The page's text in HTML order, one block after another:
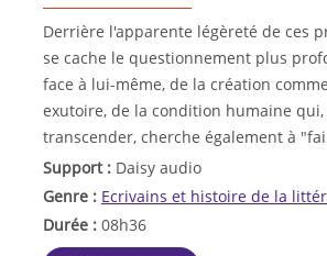
Derrière l'apparente légèreté de ces
se cache le questionnement plus
face à lui-même, de la création
exutoire, de la condition humaine
transcender, cherche également à
Support : Daisy audio
Genre : Ecrivains et histoire de la
Durée : 08h36